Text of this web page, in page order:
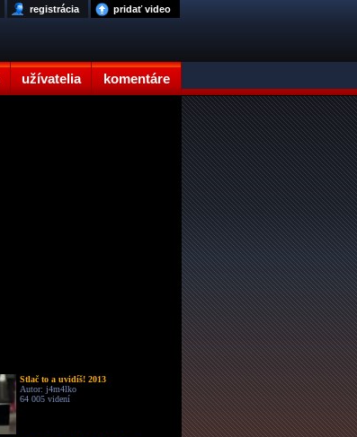
užívatelia komentáre
pridať video
registrácia
Stlač to a uvidíš! 2013
Autor: j4m4lko
64 005 videní